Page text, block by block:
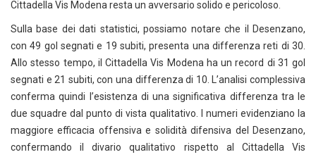
Cittadella Vis Modena resta un avversario solido e pericoloso.
Sulla base dei dati statistici, possiamo notare che il Desenzano,
con 49 gol segnati e 19 subiti, presenta una differenza reti di 30.
Allo stesso tempo, il Cittadella Vis Modena ha un record di 31 gol
segnati e 21 subiti, con una differenza di 10. L’analisi complessiva
conferma quindi l’esistenza di una significativa differenza tra le
due squadre dal punto di vista qualitativo. I numeri evidenziano la
maggiore efficacia offensiva e solidità difensiva del Desenzano,
confermando il divario qualitativo rispetto al Cittadella Vis